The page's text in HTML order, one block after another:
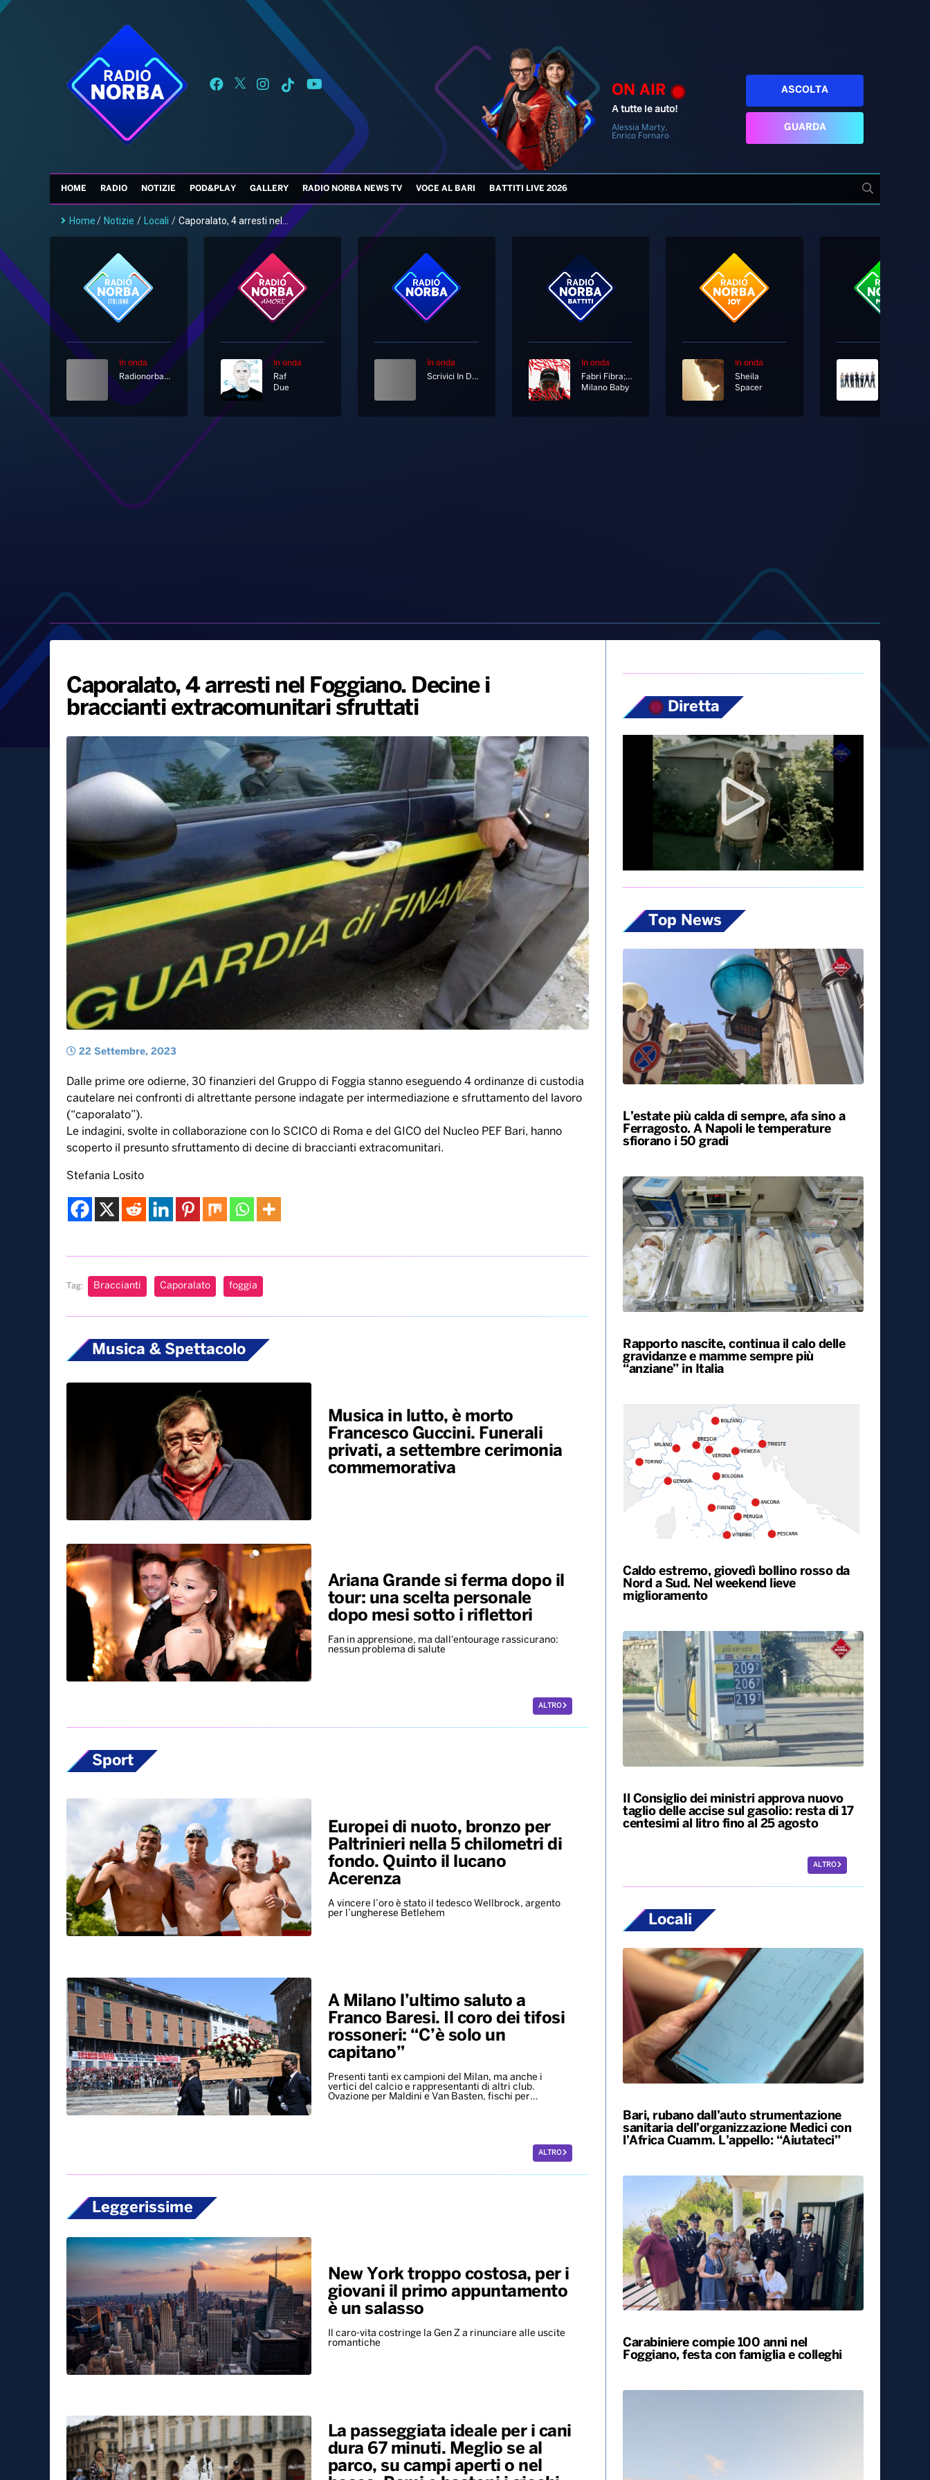
ON AIR
A tutte le auto!
Alessia Marty,
Enrico Fornaro
ASCOLTA
GUARDA
HOME RADIO NOTIZIE POD&PLAY GALLERY RADIO NORBA NEWS TV VOCE AL BARI BATTITI LIVE 2026
Home/ Notizie / Locali / Caporalato, 4 arresti nel...
In onda
Radionorba News
In onda
Raf
Due
In onda
Scrivici In Diretta Su Whatsapp Al 333 12 12 333
In onda
Fabri Fibra; Joan Thiele
Milano Baby
In onda
Sheila
Spacer
Caporalato, 4 arresti nel Foggiano. Decine i
braccianti extracomunitari sfruttati
22 Settembre, 2023
Dalle prime ore odierne, 30 finanzieri del Gruppo di Foggia stanno eseguendo 4 ordinanze di custodia
cautelare nei confronti di altrettante persone indagate per intermediazione e sfruttamento del lavoro
(“caporalato”).
Le indagini, svolte in collaborazione con lo SCICO di Roma e del GICO del Nucleo PEF Bari, hanno
scoperto il presunto sfruttamento di decine di braccianti extracomunitari.
Stefania Losito
Tag: Braccianti Caporalato foggia
Musica & Spettacolo
Musica in lutto, è morto
Francesco Guccini. Funerali
privati, a settembre cerimonia
commemorativa
Ariana Grande si ferma dopo il
tour: una scelta personale
dopo mesi sotto i riflettori
Fan in apprensione, ma dall'entourage rassicurano:
nessun problema di salute
ALTRO
Sport
Europei di nuoto, bronzo per
Paltrinieri nella 5 chilometri di
fondo. Quinto il lucano
Acerenza
A vincere l’oro è stato il tedesco Wellbrock, argento
per l’ungherese Betlehem
A Milano l’ultimo saluto a
Franco Baresi. Il coro dei tifosi
rossoneri: “C’è solo un
capitano”
Presenti tanti ex campioni del Milan, ma anche i
vertici del calcio e rappresentanti di altri club.
Ovazione per Maldini e Van Basten, fischi per…
ALTRO
Leggerissime
New York troppo costosa, per i
giovani il primo appuntamento
è un salasso
Il caro-vita costringe la Gen Z a rinunciare alle uscite
romantiche
La passeggiata ideale per i cani
dura 67 minuti. Meglio se al
parco, su campi aperti o nel
Diretta
Top News
L’estate più calda di sempre, afa sino a
Ferragosto. A Napoli le temperature
sfiorano i 50 gradi
Rapporto nascite, continua il calo delle
gravidanze e mamme sempre più
“anziane” in Italia
Caldo estremo, giovedì bollino rosso da
Nord a Sud. Nel weekend lieve
miglioramento
Il Consiglio dei ministri approva nuovo
taglio delle accise sul gasolio: resta di 17
centesimi al litro fino al 25 agosto
ALTRO
Locali
Bari, rubano dall’auto strumentazione
sanitaria dell’organizzazione Medici con
l’Africa Cuamm. L’appello: “Aiutateci”
Carabiniere compie 100 anni nel
Foggiano, festa con famiglia e colleghi